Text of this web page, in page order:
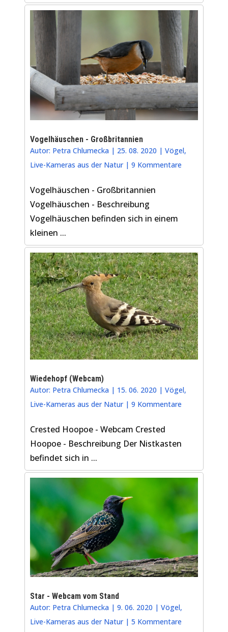
Vogelhäuschen - Großbritannien
Autor: Petra Chlumecka | 25. 08. 2020 |Vögel,
Live-Kameras aus der Natur|9 Kommentare
Vogelhäuschen - Großbritannien
Vogelhäuschen - Beschreibung
Vogelhäuschen befinden sich in einem
kleinen ...
Wiedehopf (Webcam)
Autor: Petra Chlumecka | 15. 06. 2020 |Vögel,
Live-Kameras aus der Natur|9 Kommentare
Crested Hoopoe - Webcam Crested
Hoopoe - Beschreibung Der Nistkasten
befindet sich in ...
Star - Webcam vom Stand
Autor: Petra Chlumecka |9. 06. 2020 |Vögel,
Live-Kameras aus der Natur|5 Kommentare